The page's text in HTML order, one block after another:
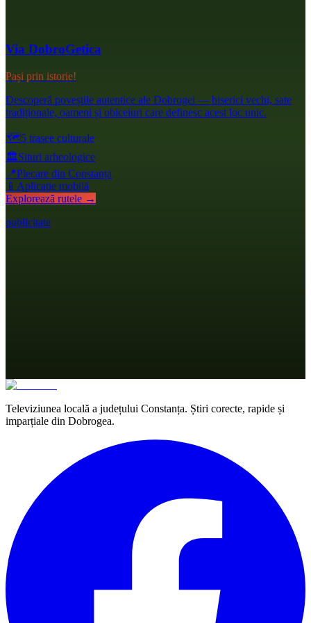
Via DobroGetica
Pași prin istorie!
Descoperă poveștile autentice ale Dobrogei — biserici vechi, sate
tradiționale, oameni și obiceiuri care definesc acest loc unic.
🗺️5 trasee culturale
🏛️Situri arheologice
📍Plecare din Constanța
📱 Aplicație mobilă
Explorează rutele →
publicitate
Televiziunea locală a județului Constanța. Știri corecte, rapide și
imparțiale din Dobrogea.